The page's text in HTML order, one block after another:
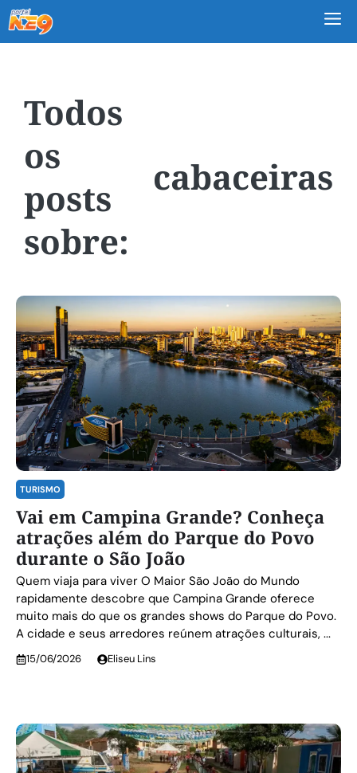
cabaceiras
TURISMO
Vai em Campina Grande? Conheça
atrações além do Parque do Povo
durante o São João
Quem viaja para viver O Maior São João do Mundo
rapidamente descobre que Campina Grande oferece
muito mais do que os grandes shows do Parque do Povo.
A cidade e seus arredores reúnem atrações culturais, ...
15/06/2026 Eliseu Lins